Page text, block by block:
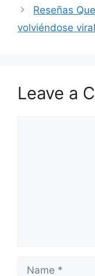
Reseñas
volviéndose viral
Leave a